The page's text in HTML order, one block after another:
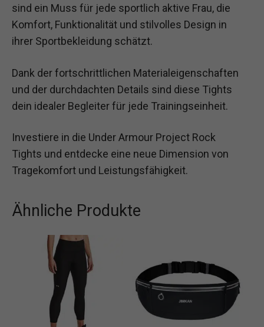
sind ein Muss für jede sportlich aktive Frau, die
Komfort, Funktionalität und stilvolles Design in
ihrer Sportbekleidung schätzt.
Dank der fortschrittlichen Materialeigenschaften
und der durchdachten Details sind diese Tights
dein idealer Begleiter für jede Trainingseinheit.
Investiere in die Under Armour Project Rock
Tights und entdecke eine neue Dimension von
Tragekomfort und Leistungsfähigkeit.
Ähnliche Produkte